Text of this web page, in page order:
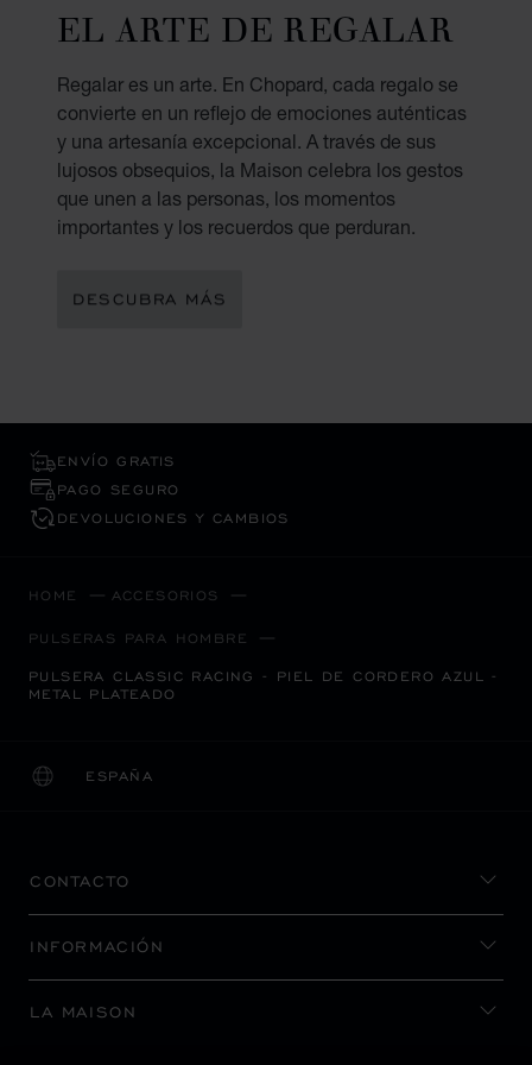
EL ARTE DE REGALAR
Regalar es un arte. En Chopard, cada regalo se
convierte en un reflejo de emociones auténticas
y una artesanía excepcional. A través de sus
lujosos obsequios, la Maison celebra los gestos
que unen a las personas, los momentos
importantes y los recuerdos que perduran.
DESCUBRA MÁS
ENVÍO GRATIS
PAGO SEGURO
DEVOLUCIONES Y CAMBIOS
HOME ACCESORIOS
PULSERAS PARA HOMBRE
PULSERA CLASSIC RACING - PIEL DE CORDERO AZUL -
METAL PLATEADO
ESPAÑA
LOCALIZACIÓN (CAMBIAR PAÍS)
CAMBIAR PAÍS
CONTACTO
INFORMACIÓN
LA MAISON